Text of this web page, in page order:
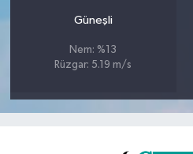
Güneşli
Nem: %13
Rüzgar: 5.19 m/s